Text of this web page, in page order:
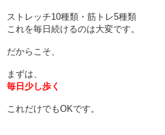
ストレッチ10種類・筋トレ5種類
これを毎日続けるのは大変です。
だからこそ、
まずは、
毎日少し歩く
これだけでもOKです。